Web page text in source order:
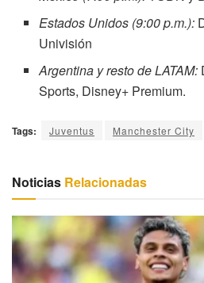
Estados Unidos (9:00 p.m.):
Univisión
Argentina y resto de LATAM:
Sports, Disney+ Premium.
Tags: Juventus Manchester City
Noticias Relacionadas